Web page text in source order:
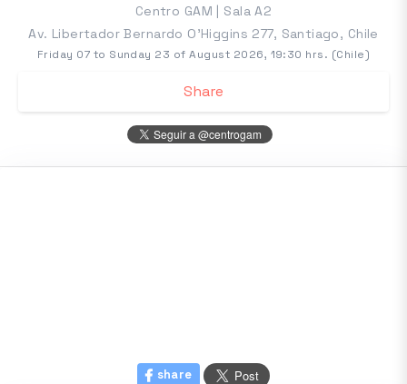
Centro GAM | Sala A2
Av. Libertador Bernardo O'Higgins 277, Santiago, Chile
Friday 07 to Sunday 23 of August 2026, 19:30 hrs. (Chile)
Share
share